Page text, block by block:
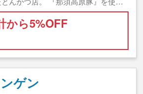
から5%OFF
ゲン